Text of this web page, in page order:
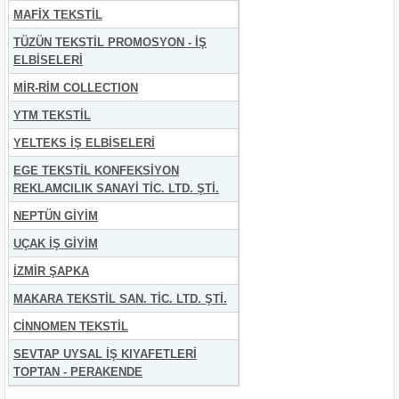
MAFİX TEKSTİL
TÜZÜN TEKSTİL PROMOSYON - İŞ
ELBİSELERİ
MİR-RİM COLLECTION
YTM TEKSTİL
YELTEKS İŞ ELBİSELERİ
EGE TEKSTİL KONFEKSİYON
REKLAMCILIK SANAYİ TİC. LTD. ŞTİ.
NEPTÜN GİYİM
UÇAK İŞ GİYİM
İZMİR ŞAPKA
MAKARA TEKSTİL SAN. TİC. LTD. ŞTİ.
CİNNOMEN TEKSTİL
SEVTAP UYSAL İŞ KIYAFETLERİ
TOPTAN - PERAKENDE